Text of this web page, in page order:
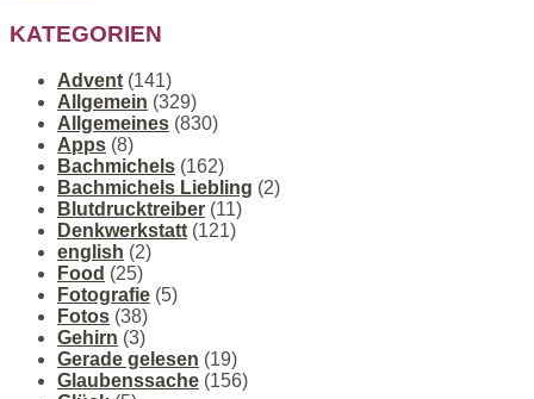
KATEGORIEN
Advent (141)
Allgemein (329)
Allgemeines (830)
Apps (8)
Bachmichels (162)
Bachmichels Liebling (2)
Blutdrucktreiber (11)
Denkwerkstatt (121)
english (2)
Food (25)
Fotografie (5)
Fotos (38)
Gehirn (3)
Gerade gelesen (19)
Glaubenssache (156)